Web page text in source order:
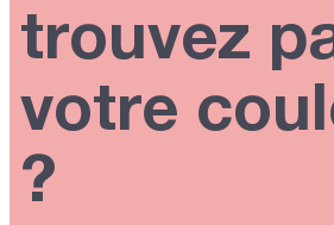
trouvez
votre
?